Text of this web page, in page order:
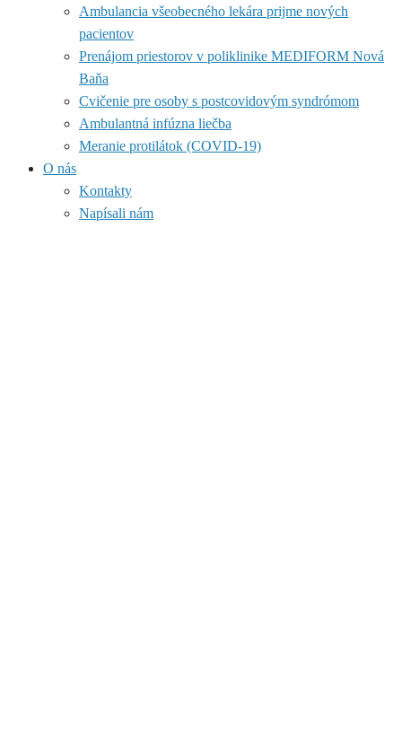
Ambulancia všeobecného lekára prijme nových
pacientov
Prenájom priestorov v poliklinike MEDIFORM Nová
Baňa
Cvičenie pre osoby s postcovidovým syndrómom
Ambulantná infúzna liečba
Meranie protilátok (COVID-19)
O nás
Kontakty
Napísali nám